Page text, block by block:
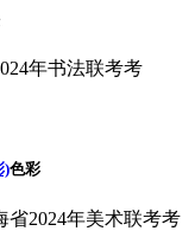
年书法联考考
)色彩
省2024年美术联考考